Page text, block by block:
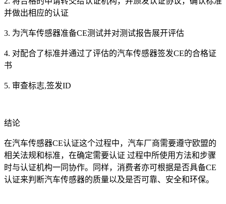
并做出相应的认证
3. 为汽车传感器准备CE测试并对测试报告展开评估
4. 对配合了标准并通过了评估的汽车传感器签发CE的合格证
书
5. 审查标志,签发ID
结论
在汽车传感器CE认证这个过程中，汽车厂商需要遵守欧盟的
相关法规和标准，在确定需要认证 过程中所使用方法和步骤
时与认证机构一同协作。同样，消费者亦可根据是否具备CE
认证来判断汽车传感器的质量以及是否可靠、安全和环保。